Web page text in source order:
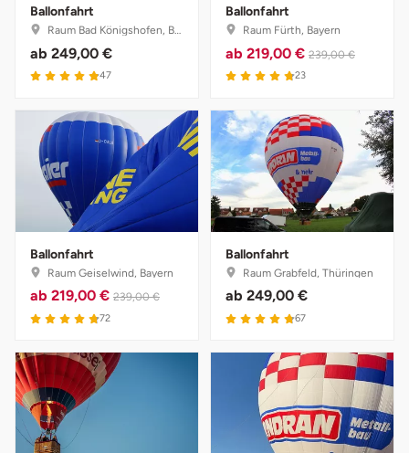
Ballonfahrt
Raum Bad Königshofen, Bayern
ab 249,00 €
47
Ballonfahrt
Raum Fürth, Bayern
ab 219,00 € 239,00 €
23
Ballonfahrt
Raum Geiselwind, Bayern
ab 219,00 € 239,00 €
72
Ballonfahrt
Raum Grabfeld, Thüringen
ab 249,00 €
67